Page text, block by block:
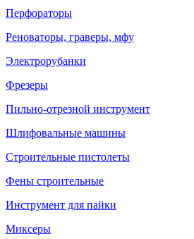
Перфораторы
Реноваторы, граверы, мфу
Электрорубанки
Фрезеры
Пильно-отрезной инструмент
Шлифовальные машины
Строительные пистолеты
Фены строительные
Инструмент для пайки
Миксеры